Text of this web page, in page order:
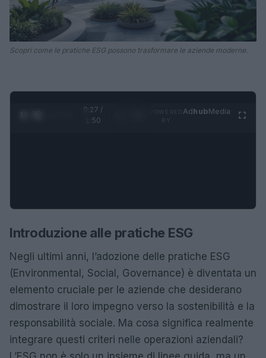
Scopri come le pratiche ESG possono trasformare le aziende moderne.
0:28 /
1:50
AdhubMedia
Introduzione alle pratiche ESG
Negli ultimi anni, l’adozione delle pratiche ESG
(Environmental, Social, Governance) è diventata un
elemento cruciale per le aziende che desiderano
dimostrare il loro impegno verso la sostenibilità e la
responsabilità sociale. Ma cosa significa realmente
integrare questi criteri nelle operazioni aziendali?